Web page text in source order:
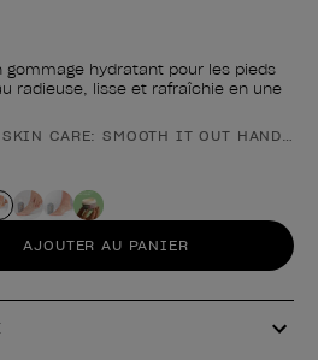
gommage hydratant pour les pieds
radieuse, lisse et rafraîchie en une
SKIN CARE: SMOOTH IT OUT HAND &
AJOUTER AU PANIER